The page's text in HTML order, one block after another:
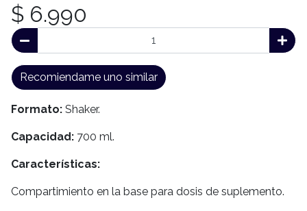
$ 6.990
Recomiendame uno similar
Formato: Shaker.
Capacidad: 700 ml.
Características:
Compartimiento en la base para dosis de suplemento.